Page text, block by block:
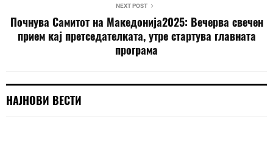
NEXT POST
Почнува Самитот на Македонија2025: Вечерва свечен
прием кај претседателката, утре стартува главната
програма
НАЈНОВИ ВЕСТИ